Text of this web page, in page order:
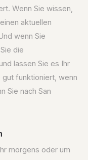
Wenn Sie wissen,
aktuellen
wenn Sie
die
lassen Sie es Ihr
funktioniert, wenn
Sie nach San
morgens oder um